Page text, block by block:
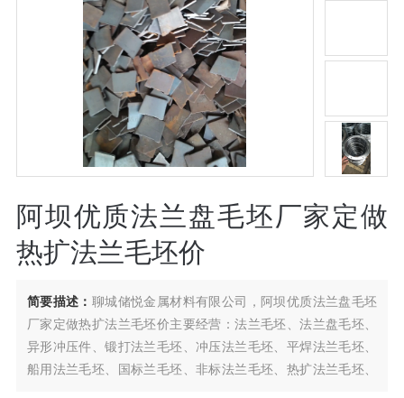
阿坝优质法兰盘毛坯厂家定做
热扩法兰毛坯价
简要描述： 聊城储悦金属材料有限公司，阿坝优质法兰盘毛坯
厂家定做热扩法兰毛坯价主要经营：法兰毛坯、法兰盘毛坯、
异形冲压件、锻打法兰毛坯、冲压法兰毛坯、平焊法兰毛坯、
船用法兰毛坯、国标兰毛坯、非标法兰毛坯、热扩法兰毛坯、